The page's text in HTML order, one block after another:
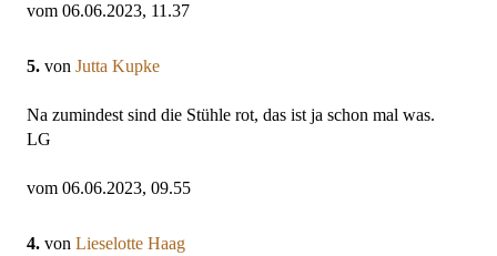
vom 06.06.2023, 11.37
5. von Jutta Kupke
Na zumindest sind die Stühle rot, das ist ja schon mal was.
LG
vom 06.06.2023, 09.55
4. von Lieselotte Haag